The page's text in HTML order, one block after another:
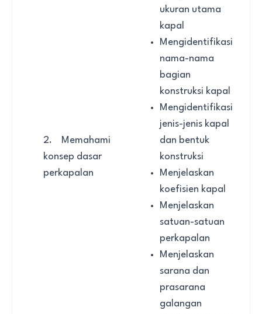
2. Memahami
konsep dasar
perkapalan
ukuran utama
kapal
Mengidentifikasi
nama-nama
bagian
konstruksi kapal
Mengidentifikasi
jenis-jenis kapal
dan bentuk
konstruksi
Menjelaskan
koefisien kapal
Menjelaskan
satuan-satuan
perkapalan
Menjelaskan
sarana dan
prasarana
galangan